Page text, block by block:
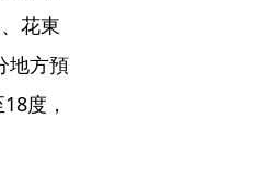
花東
地方預
度，